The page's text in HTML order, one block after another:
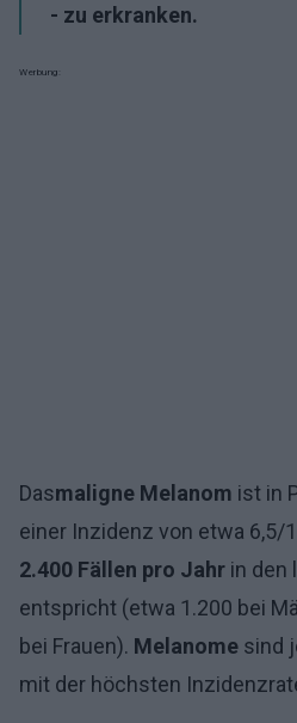
- zu erkranken.
Werbung:
Dasmaligne Melanom ist in
einer Inzidenz von etwa 6,5/
2.400 Fällen pro Jahr in den
entspricht (etwa 1.200 bei
bei Frauen). Melanome sind
mit der höchsten